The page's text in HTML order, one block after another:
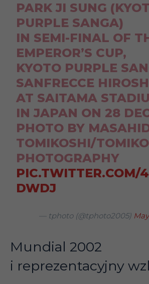
PARK JI SUNG
PURPLE SANGA)
IN SEMI-FINAL OF
EMPEROR’S CUP,
KYOTO PURPLE
SANFRECCE
AT SAITAMA
IN JAPAN ON 28
PHOTO BY
TOMIKOSHI/
PHOTOGRAPHY
PIC.TWITTER.COM/
DWDJ
— tphoto (@tphoto2005)
Mundial 2002
i reprezentacyjny